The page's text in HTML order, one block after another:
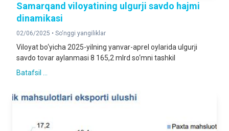
Samarqand viloyatining ulgurji savdo hajmi
dinamikasi
02/06/2025 • So‘nggi yangiliklar
Viloyat bo‘yicha 2025-yilning yanvar-aprel oylarida ulgurji
savdo tovar aylanmasi 8 165,2 mlrd so‘mni tashkil
Batafsil ...